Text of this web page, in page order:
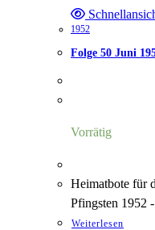
1952
Folge 50 Juni
Vorrätig
Heimatbote für
Pfingsten 1952
Weiterlesen